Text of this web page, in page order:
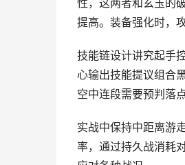
性，这两者和玄玉的
提高。装备强化时，
技能链设计讲究起手
心输出技能提议组合
空中连段需要预判落
实战中保持中距离游
率，通过持久战消耗